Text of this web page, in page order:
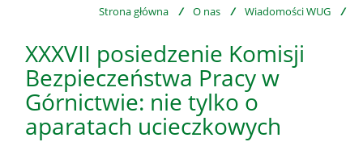
Strona główna / O nas / Wiadomości WUG /
XXXVII posiedzenie Komisji
Bezpieczeństwa Pracy w
Górnictwie: nie tylko o
aparatach ucieczkowych